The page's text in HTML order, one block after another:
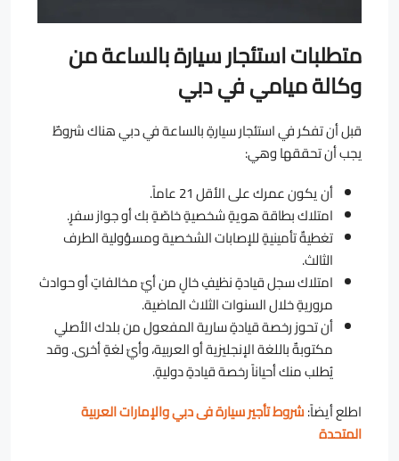
متطلبات استئجار سيارة بالساعة من
وكالة ميامي في دبي
قبل أن تفكر في استئجار سيارةٍ بالساعة في دبي هناك شروطٌ
يجب أن تحققها وهي:
أن يكون عمرك على الأقل 21 عاماً.
امتلاك بطاقة هويةٍ شخصيةٍ خاصّةٍ بك أو جواز سفرٍ.
تغطيةٌ تأمينيةٍ للإصابات الشخصية ومسؤولية الطرف
الثالث.
امتلاك سجل قيادةٍ نظيفٍ خالٍ من أيّ مخالفاتٍ أو حوادث
مروريةٍ خلال السنوات الثلاث الماضية.
أن تحوز رخصة قيادةٍ سارية المفعول من بلدك الأصلي
مكتوبةٌ باللغة الإنجليزية أو العربية، وأيّ لغةٍ أخرى. وقد
يُطلب منك أحياناً رخصة قيادةٍ دوليةٍ.
اطلع أيضاً:شروط تأجير سيارة فى دبي والإمارات العربية
المتحدة